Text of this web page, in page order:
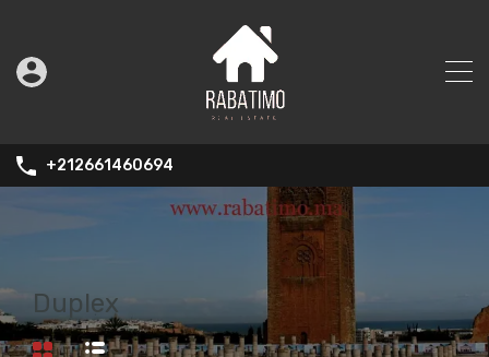
+212661460694
Duplex